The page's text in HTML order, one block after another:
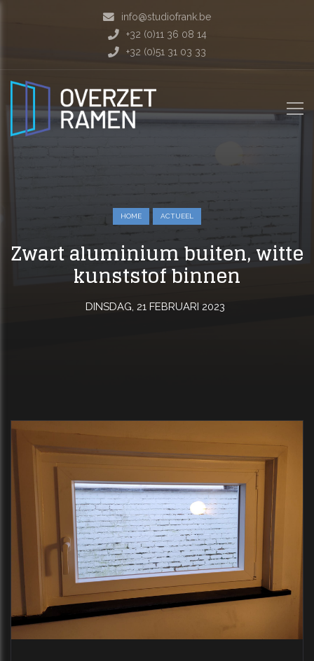
info@studiofrank.be
+32 (0)11 36 08 14
+32 (0)51 31 03 33
HOME ACTUEEL
Zwart aluminium buiten, witte
kunststof binnen
DINSDAG, 21 FEBRUARI 2023